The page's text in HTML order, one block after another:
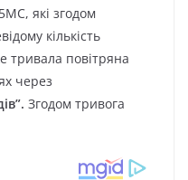
які згодом
кількість
тривала повітряна
через
Згодом тривога